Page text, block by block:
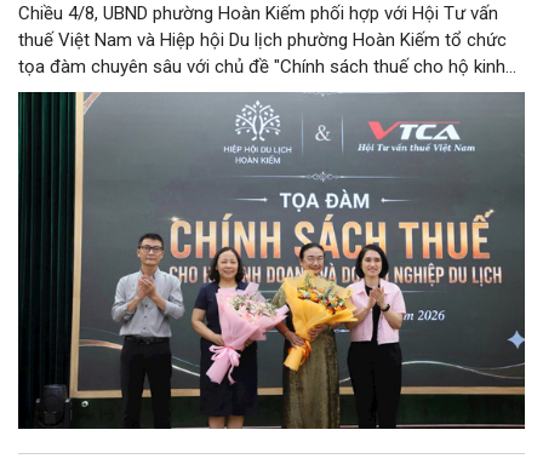
Chiều 4/8, UBND phường Hoàn Kiếm phối hợp với Hội Tư vấn
thuế Việt Nam và Hiệp hội Du lịch phường Hoàn Kiếm tổ chức
tọa đàm chuyên sâu với chủ đề "Chính sách thuế cho hộ kinh
doanh và doanh nghiệp du lịch".